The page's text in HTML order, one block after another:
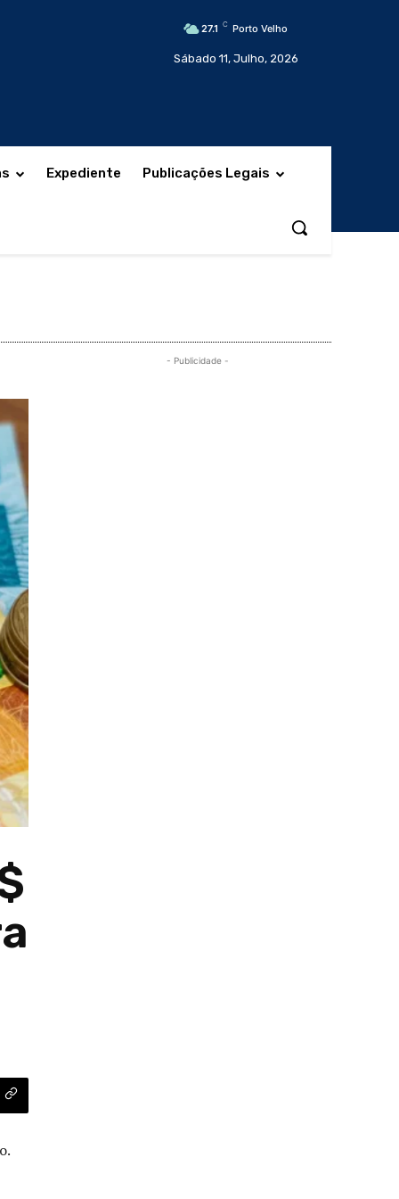
27.1 C Porto Velho
Sábado 11, Julho, 2026
Expediente Publicações Legais
- Publicidade -